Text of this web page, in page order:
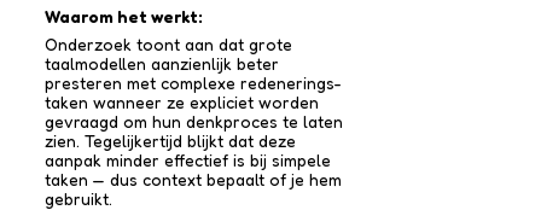
Waarom het werkt:
Onderzoek toont aan dat grote
taalmodellen aanzienlijk beter
presteren met complexe redenerings­
taken wanneer ze expliciet worden
gevraagd om hun denkproces te laten
zien. Tegelijkertijd blijkt dat deze
aanpak minder effectief is bij simpele
taken — dus context bepaalt of je hem
gebruikt.